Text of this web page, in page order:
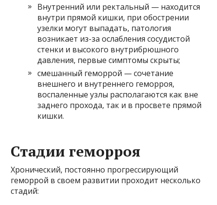
Внутренний или ректальный — находится
внутри прямой кишки, при обострении
узелки могут выпадать, патология
возникает из-за ослабления сосудистой
стенки и высокого внутрибрюшного
давления, первые симптомы скрыты;
смешанный геморрой — сочетание
внешнего и внутреннего геморроя,
воспаленные узлы располагаются как вне
заднего прохода, так и в просвете прямой
кишки.
Стадии геморроя
Хронический, постоянно прогрессирующий
геморрой в своем развитии проходит несколько
стадий: